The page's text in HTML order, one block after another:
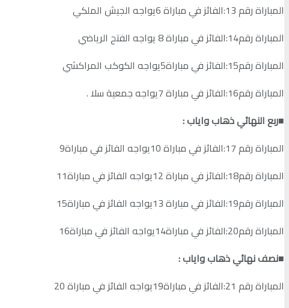
المباراة رقم 13:الفائز في مباراة 6يواجه الجيش الملكي
المباراة رقم14:الفائز في مباراة 8 يواجه الفتح الرياضي
المباراة رقم15:الفائز في مباراة5يواجه الكوكب المراكشي
المباراة رقم16:الفائز في مباراة 7يواجه جمعية سلا .
■ربع النهائي ذهاب واياب :
المباراة رقم 17:الفائز في مباراة 10يواجه الفائز في مباراة9
المباراة رقم18:الفائز في مباراة 12يواجه الفائز في مباراة11
المباراة رقم19:الفائز في مباراة 13يواجه الفائز في مباراة15
المباراة رقم20:الفائز في مباراة14يواجه الفائز في مباراة16
■نصف نهائي ذهاب واياب :
المباراة رقم 21:الفائز في مباراة19يواجه الفائز في مباراة 20